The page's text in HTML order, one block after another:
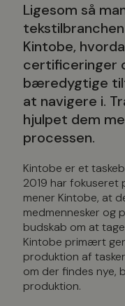
Ligesom så
Kintobe,
certificeringer
bæredygtige
at navigere i.
hjulpet dem
processen.
Kintobe er et
2019 har fokuseret
mener Kintobe, at
medmennesker og
budskab om at
Kintobe primært
produktion af
om der findes nye,
produktion.